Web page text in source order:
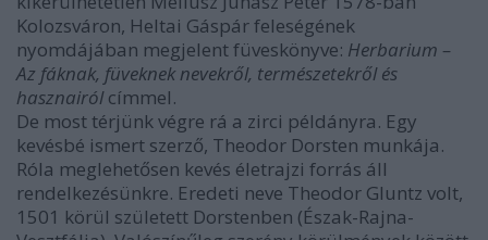
Kolozsváron, Heltai Gáspár feleségének
nyomdájában megjelent füveskönyve: Herbarium –
Az fáknak, füveknek nevekről, természetekről és
hasznairólcímmel.
De most térjünk végre rá a zirci példányra. Egy
kevésbé ismert szerző, Theodor Dorsten munkája.
Róla meglehetősen kevés életrajzi forrás áll
rendelkezésünkre. Eredeti neve Theodor Gluntz volt,
1501 körül született Dorstenben (Észak-Rajna-